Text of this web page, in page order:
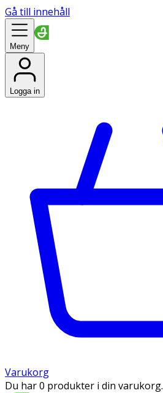
Gå till innehåll
Meny
Logga in
Varukorg
Du har 0 produkter i din varukorg.